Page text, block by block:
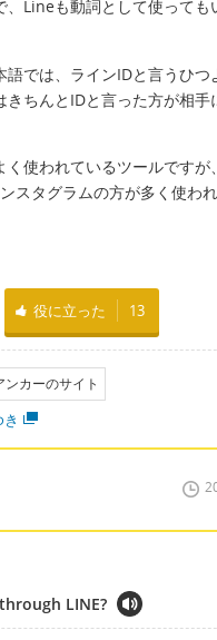
、Lineも動詞として使っても
語では、ラインIDと言うひつ
きちんとIDと言った方が相手
く使われているツールですが
スタグラムの方が多く使わ
役に立った 13
ンカーのサイト
LINE?